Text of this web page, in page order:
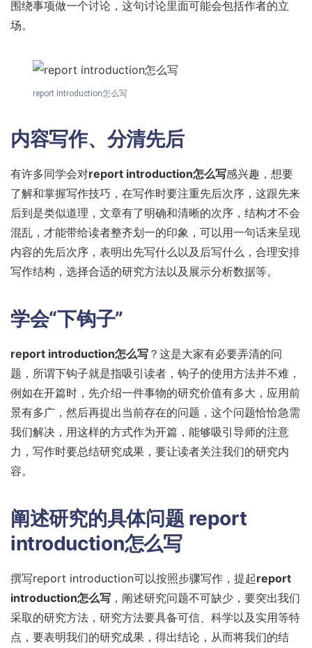
围绕事项做一个讨论，这句讨论里面可能会包括作者的立
场。
report introduction怎么写
内容写作、分清先后
有许多同学会对report introduction怎么写感兴趣，想要
了解和掌握写作技巧，在写作时要注重先后次序，这跟先来
后到是类似道理，文章有了明确和清晰的次序，结构才不会
混乱，才能带给读者整齐划一的印象，可以用一句话来呈现
内容的先后次序，表明出先写什么以及后写什么，合理安排
写作结构，选择合适的研究方法以及展示分析数据等。
学会“下钩子”
report introduction怎么写 ？这是大家有必要弄清的问
题，所谓下钩子就是指吸引读者，钩子的使用方法并不难，
例如在开篇时，先介绍一件事物的研究价值有多大，应用前
景有多广，然后再提出当前存在的问题，这个问题恰恰急需
我们解决，用这样的方式作为开篇，能够吸引导师的注意
力，写作时要总结研究成果，要让读者关注我们的研究内
容。
阐述研究的具体问题 report
introduction怎么写
撰写report introduction可以按照步骤写作，提起report
introduction怎么写 ，阐述研究问题不可缺少，要突出我们
采取的研究方法，研究方法要具备可信、科学以及实用等特
点，要表明我们的研究成果，得出结论，从而将我们的结